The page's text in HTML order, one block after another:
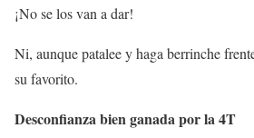
¡No se los van a dar!
Ni, aunque patalee y haga berrinche
su favorito.
Desconfianza bien ganada por la 4T